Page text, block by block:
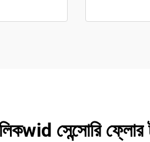
সেন্সোরি ফ্লোর